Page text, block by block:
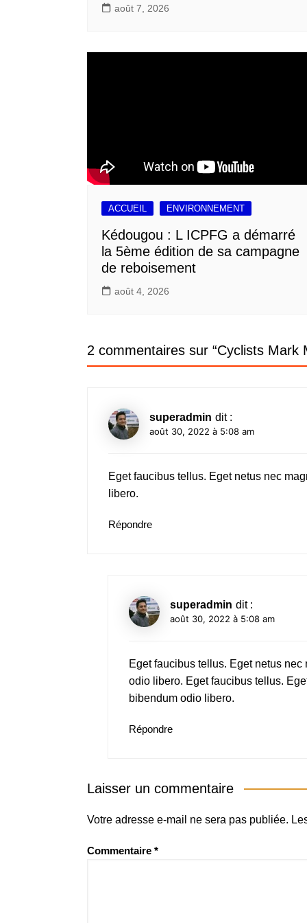
août 7, 2026
ACCUEIL ENVIRONNEMENT
Kédougou : L ICPFG a démarré
la 5ème édition de sa campagne
de reboisement
août 4, 2026
2 commentaires sur “Cyclists Mark
superadmin dit :
août 30, 2022 à 5:08 am
Eget faucibus tellus. Eget netus nec
libero.
Répondre
superadmin dit :
août 30, 2022 à 5:08 am
Eget faucibus tellus. Eget netus
odio libero. Eget faucibus tellus.
bibendum odio libero.
Répondre
Laisser un commentaire
Votre adresse e-mail ne sera pas publiée.
Commentaire *